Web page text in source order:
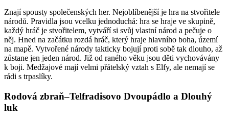
Znají spousty společenských her. Nejoblíbenější je hra na stvořitele
národů. Pravidla jsou vcelku jednoduchá: hra se hraje ve skupině,
každý hráč je stvořitelem, vytváří si svůj vlastní národ a pečuje o
něj. Hned na začátku rozdá hráč, který hraje hlavního boha, území
na mapě. Vytvořené národy takticky bojují proti sobě tak dlouho, až
zůstane jen jeden národ. Již od raného věku jsou děti vychovávány
k boji. Medžajové mají velmi přátelský vztah s Elfy, ale nemají se
rádi s trpaslíky.
Rodová zbraň–Telfradisovo Dvoupádlo a Dlouhý
luk